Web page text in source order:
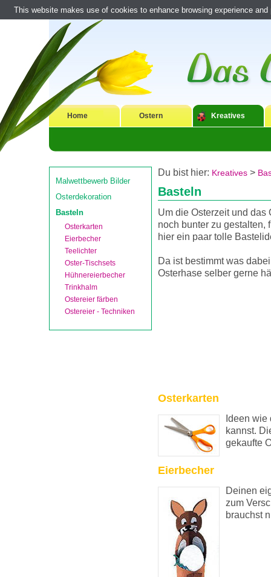
Home Ostern Kreatives
Malwettbewerb Bilder
Osterdekoration
Basteln
Osterkarten
Eierbecher
Teelichter
Oster-Tischsets
Hühnereierbecher
Trinkhalm
Ostereier färben
Ostereier - Techniken
Du bist hier: Kreatives >
Basteln
Um die Osterzeit und das
noch bunter zu gestalten,
hier ein paar tolle
Da ist bestimmt was
Osterhase selber gerne
Osterkarten
Ideen
kannst.
gekaufte
Eierbecher
Deinen
zum
brauchst
This website makes use of cookies to enhance browsing experience